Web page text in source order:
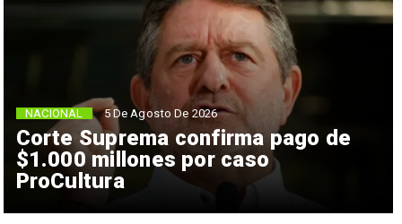
Corte Suprema confirma pago de
$1.000 millones por caso
ProCultura
NACIONAL 5 De Agosto De 2026